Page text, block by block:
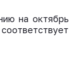
на октябрь